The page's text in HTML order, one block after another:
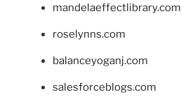
mandelaeffectlibrary.com
roselynns.com
balanceyoganj.com
salesforceblogs.com